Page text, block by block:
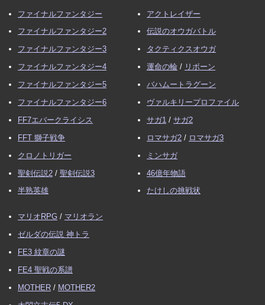
ファイナルファンタジー
ファイナルファンタジー2
ファイナルファンタジー3
ファイナルファンタジー4
ファイナルファンタジー5
ファイナルファンタジー6
FF7エバークライシス
FFT 獅子戦争
クロノトリガー
聖剣伝説2 / 聖剣伝説3
半熟英雄
アクトレイザー
伝説のオウガバトル
タクティクスオウガ
運命の輪 / リボーン
バハムートラグーン
ヴァルキリープロファイル
サガ1 / サガ2
ロマサガ2 / ロマサガ3
ミンサガ
46億年物語
たけしの挑戦状
マリオRPG / マリオラン
ゼルダの伝説 神トラ
FE3 紋章の謎
FE4 聖戦の系譜
MOTHER / MOTHER2